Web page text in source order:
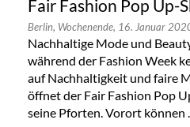
Fair Fashion Pop Up-
Berlin, Wochenende, 16. Januar
Nachhaltige Mode und
während der Fashion Week
auf Nachhaltigkeit und faire
öffnet der Fair Fashion Pop
seine Pforten. Vorort können